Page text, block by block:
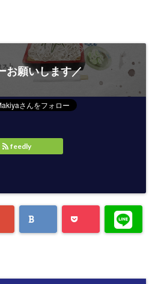
お願いします／
feedly